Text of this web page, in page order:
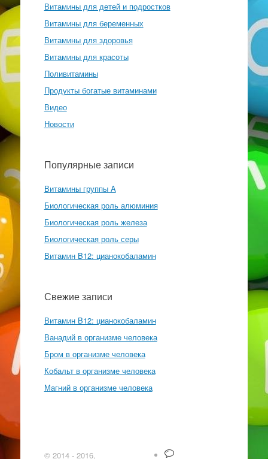
Витамины для детей и подростков
Витамины для беременных
Витамины для здоровья
Витамины для красоты
Поливитамины
Продукты богатые витаминами
Видео
Новости
Популярные записи
Витамины группы A
Биологическая роль алюминия
Биологическая роль железа
Биологическая роль серы
Витамин B12: цианокобаламин
Свежие записи
Витамин B12: цианокобаламин
Ванадий в организме человека
Бром в организме человека
Кобальт в организме человека
Магний в организме человека
© 2014 - 2016,